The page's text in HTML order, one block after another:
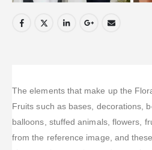
The elements that make up the
Fruits such as bases, decorations,
balloons, stuffed animals, flowers,
from the reference image, and